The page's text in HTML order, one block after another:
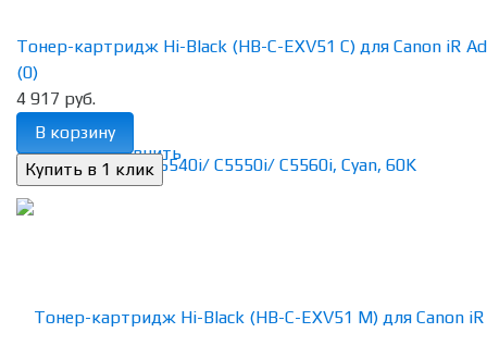
избранное сравнить
Тонер-картридж Hi-Black (HB-C-EXV51 C) для Canon iR
(0)
4 917 руб.
В корзину